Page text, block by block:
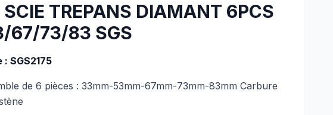
TREPANS DIAMANT 6PCS
67/73/83 SGS
SGS2175
de 6 pièces : 33mm-53mm-67mm-73mm-83mm Carbure